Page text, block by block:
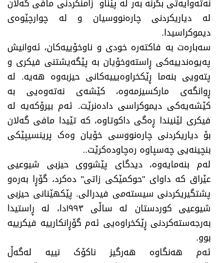
نەتەوایەتی بگرنە بەر لە پێناو زامنکردنی مافی گەلان
لە دیاریکردنی چارەنووسیان و لە چوارچێوەی
دیموکراسیدا.
سەبارەت بە فاکتەرە خودی و ناوخۆییەکان، ئەوانیش
پەیوەندییەکی ڕاستەوخۆیان بە پێگەیشتنی فیکری و
پتەویی بنەما ڕێکخراوەیییەکانی حیزبەوە هەیە. لە
ڕوانگەی مارکسیزمەوە، کێشەی نەتەوەیی بە
کێشەیەکی دیموکراسی دادەنرێت. ئەم بیرۆکەیە لە
فیکری لێنیندا ڕەگی داکوتاوە، کە تێیدا مافی گەلان
بۆ دیاریکردنی چارەنووسی خۆیان وەک پرینسیپێکی
بنچینەیی چەسپاوە رەچاودەکرێت..
لەم بنەمایەوە، دیدگای پێشووی حیزبی شیوعیی
عێراق کە داوای "حوکمێکی زاتی" دەکرد، گۆڕا بەرەو
پشتگیریکردنی سیستەمی فیدرالی. پێکهێنانی حیزبی
شیوعیی کوردستان لە ساڵی ١٩٩٣دا، لە ڕاستیدا
بەرجەستەکردنی ڕێکخراوەیی ئەم گۆڕانکارییە فیکرییە
بوو.
ئەم هەنگاوە هەرگیز ناکۆک نییە لەگەڵ